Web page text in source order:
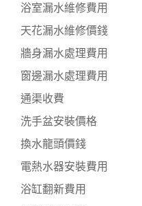
浴室漏水維修費用
天花漏水維修價錢
牆身漏水處理費用
窗邊漏水處理費用
通渠收費
洗手盆安裝價格
換水龍頭價錢
電熱水器安裝費用
浴缸翻新費用